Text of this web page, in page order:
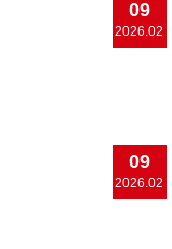
09
2026.02
09
2026.02